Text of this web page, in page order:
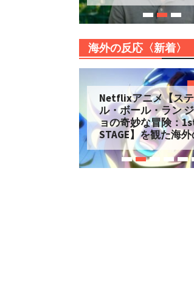
海外の反応〈新着〉
Netflixアニメ【ス
ル・ボール・ラン
ョの奇妙な冒険：
STAGE】を観た海